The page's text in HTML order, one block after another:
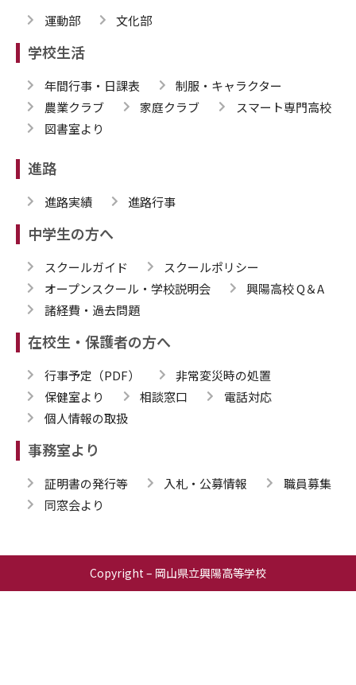
運動部 文化部
学校生活
年間行事・日課表
制服・キャラクター
農業クラブ
家庭クラブ
スマート専門高校
図書室より
進路
進路実績 進路行事
中学生の方へ
スクールガイド
スクールポリシー
オープンスクール・学校説明会
興陽高校 Q＆A
諸経費・過去問題
在校生・保護者の方へ
行事予定（PDF）
非常変災時の処置
保健室より
相談窓口
電話対応
個人情報の取扱
事務室より
証明書の発行等 入札・公募情報
職員募集
同窓会より
Copyright – 岡山県立興陽高等学校